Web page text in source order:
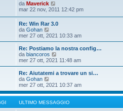
g
o
i
m
o
m
s
s
a
g
g
i
o
da Maverick
e
i
u
l
t
i
m
o
m
e
s
a
g
g
i
o
mar 22 nov, 2011 12:42 pm
Re: Win Rar 3.0
da Gohan
e
d
i
u
l
m
o
m
e
s
s
mer 27 ott, 2021 10:33 am
Re: Postiamo la nostra config…
da biancoros
e
d
i
i
m
o
mer 27 ott, 2021 11:48 am
Re: Aiutatemi a trovare un si…
da Gohan
e
d
i
u
l
mer 27 ott, 2021 10:37 am
ULTIMO MESSAGGIO